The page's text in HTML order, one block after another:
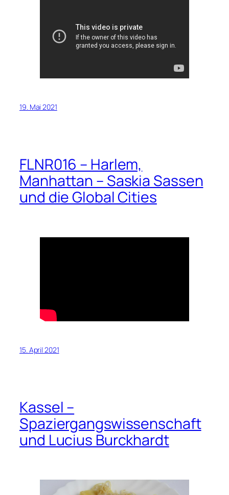
19. Mai 2021
FLNR016 – Harlem,
Manhattan – Saskia Sassen
und die Global Cities
15. April 2021
Kassel –
Spaziergangswissenschaft
und Lucius Burckhardt